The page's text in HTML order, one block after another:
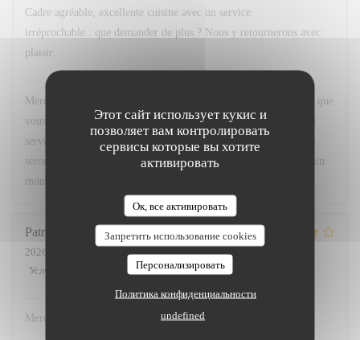
Этот сайт использует кукис и
позволяет вам контролировать
сервисы которые вы хотите
активировать
Ок, все активировать
Запретить использование cookies
Персонализировать
Политика конфиденциальности
undefined
Cadre agréable, excellente cuisine avec un service
irréprochable...que demander de plus ? Nous y retournerons avec
plaisir.
Merci beaucoup pour votre superbe retour ! Nous sommes ravis que
vous ayez apprécié le cadre, notre cuisine ainsi que la qualité du
service. Votre satisfaction est notre plus belle récompense. Nous
serons très heureux de vous accueillir à nouveau pour un prochain
moment gourmand. À très bientôt !
Patricia
2026-07-02
- 12:00 - гости 3
Услуги
Атмосфера : 4/5 Меню: 4/5 Цена / качество
ответил(а) на этот отзыв
Merci.